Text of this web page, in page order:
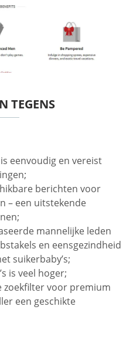
TEGENS
eenvoudig en vereist
berichten voor
– een uitstekende
mannelijke leden
en eensgezindheid
suikerbaby’s;
is veel hoger;
zoekfilter voor premium
een geschikte